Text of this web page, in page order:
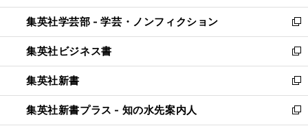
開
く
ウ
で
開
く
ン
ド
ウ
で
開
く
ウ
ィ
ン
ド
ウ
で
開
く
集英社学芸部 - 学芸・ノンフィクション
新
し
い
ウ
ィ
ン
ド
集英社ビジネス書
新
し
い
ウ
ィ
集英社新書
新
し
い
集英社新書プラス - 知の水先案内人
新